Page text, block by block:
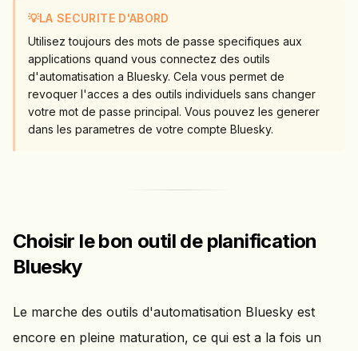
💡LA SECURITE D'ABORD
Utilisez toujours des mots de passe specifiques aux
applications quand vous connectez des outils
d'automatisation a Bluesky. Cela vous permet de
revoquer l'acces a des outils individuels sans changer
votre mot de passe principal. Vous pouvez les generer
dans les parametres de votre compte Bluesky.
Choisir le bon outil de planification
Bluesky
Le marche des outils d'automatisation Bluesky est
encore en pleine maturation, ce qui est a la fois un